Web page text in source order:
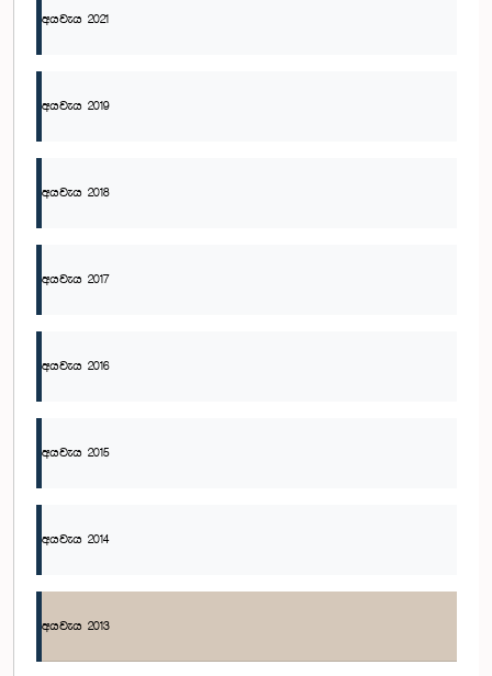
අයවැය 2021
අයවැය 2019
අයවැය 2018
අයවැය 2017
අයවැය 2016
අයවැය 2015
අයවැය 2014
අයවැය 2013